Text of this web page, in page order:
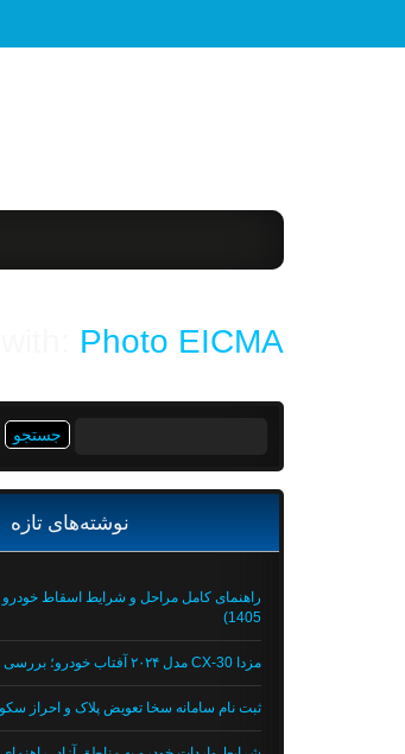
Photo EICMA
نوشته‌های تازه
1405)
مزدا CX-30 مدل ۲۰۲۴ آفتاب خودرو؛ بررسی و مشخصات فنی
ثبت نام سامانه سخا تعویض پلاک و احراز